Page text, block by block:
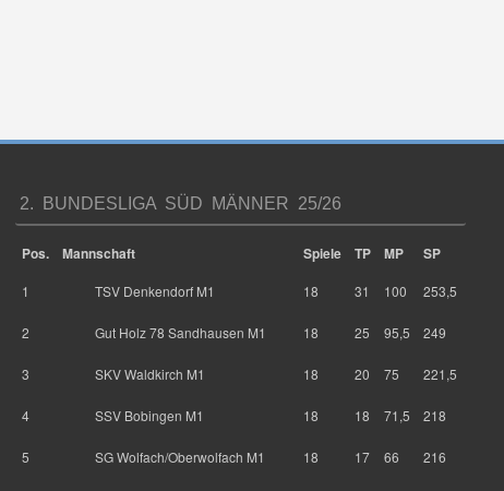
2. BUNDESLIGA SÜD MÄNNER 25/26
Pos. Mannschaft Spiele TP MP SP
1 TSV Denkendorf M1 18 31 100 253,5
2 Gut Holz 78 Sandhausen M1 18 25 95,5 249
3 SKV Waldkirch M1 18 20 75 221,5
4 SSV Bobingen M1 18 18 71,5 218
5 SG Wolfach/Oberwolfach M1 18 17 66 216